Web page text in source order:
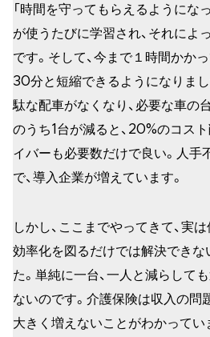
「時間を守ってもらえるようにな
が使うたびに学習され、それによ
です。そして、今まで１時間かか
30分と短縮できるようになりまし
駄な配車がなくなり、必要な車の
のうち1台が減ると、20%のコス
イバーも必要数だけで良い。人手
で、導入企業が増えています。
しかし、ここまでやってきて、実
効率化を図るだけでは解決できな
た。単純に一台、一人と減らして
ないのです。介護保険は収入の問
大きく増えないことがわかってい